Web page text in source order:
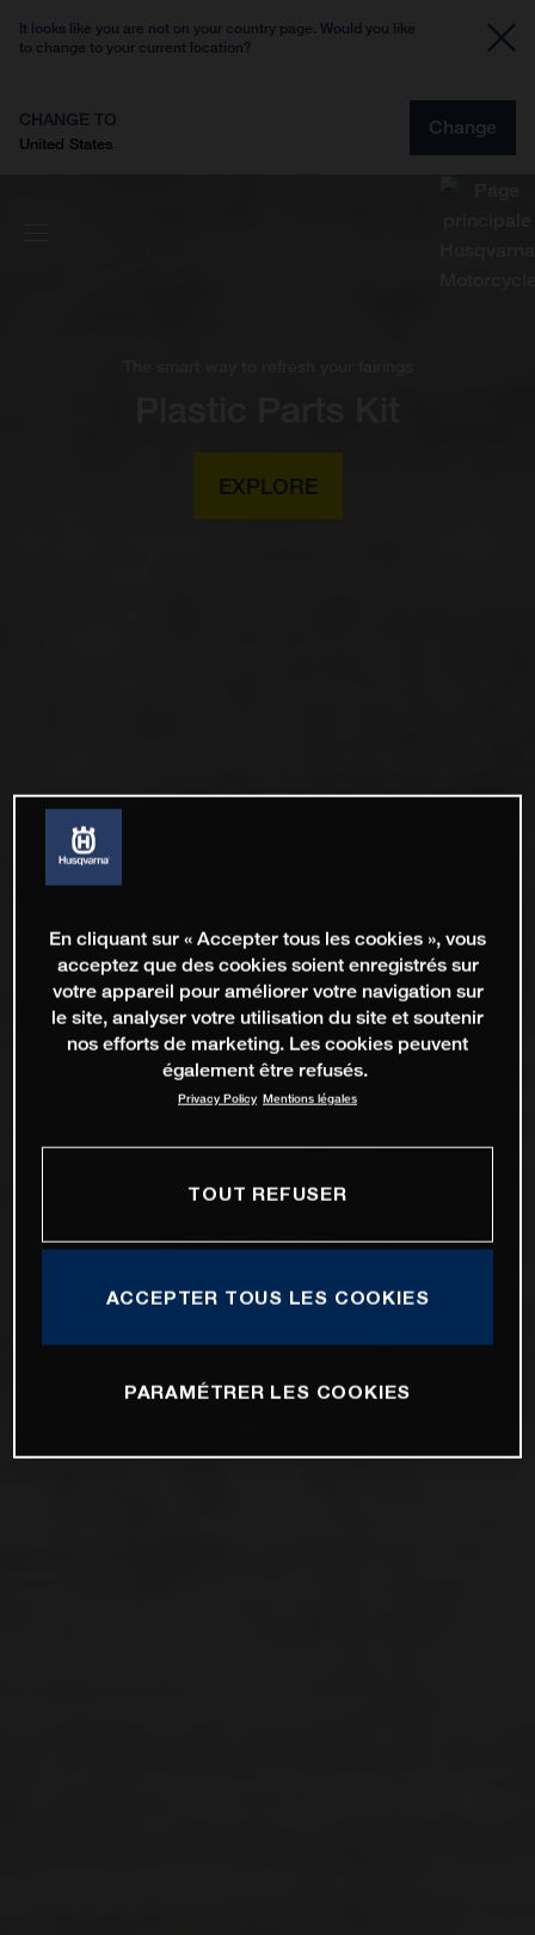
It looks like you are not on your country page. Would you like
to change to your current location?
CHANGE TO
United States
Change
EXPLORE
En cliquant sur « Accepter tous les cookies », vous
acceptez que des cookies soient enregistrés sur
votre appareil pour améliorer votre navigation sur
le site, analyser votre utilisation du site et soutenir
nos efforts de marketing. Les cookies peuvent
également être refusés.
Privacy Policy Mentions légales
TOUT REFUSER
ACCEPTER TOUS LES COOKIES
PARAMÉTRER LES COOKIES